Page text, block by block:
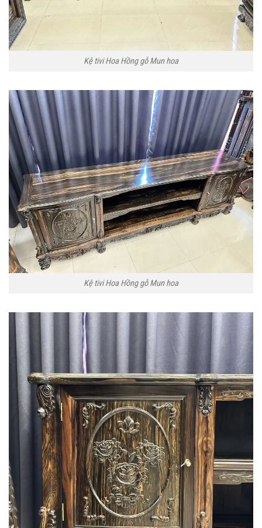
Kệ tivi Hoa Hồng gỗ Mun hoa
Kệ tivi Hoa Hồng gỗ Mun hoa